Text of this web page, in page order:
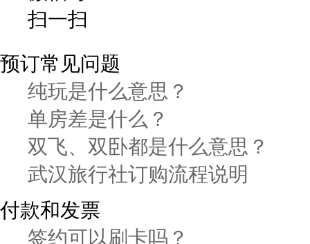
扫一扫
预订常见问题
纯玩是什么意思？
单房差是什么？
双飞、双卧都是什么意思？
武汉旅行社订购流程说明
付款和发票
签约可以刷卡吗？